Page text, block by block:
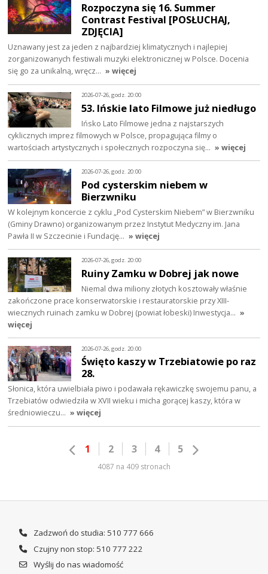
Rozpoczyna się 16. Summer
Contrast Festival [POSŁUCHAJ,
ZDJĘCIA]
Uznawany jest za jeden z najbardziej klimatycznych i najlepiej
zorganizowanych festiwali muzyki elektronicznej w Polsce. Docenia
się go za unikalną, wręcz… » więcej
2026-07-26, godz. 20:00
53. Ińskie lato Filmowe już niedługo
Ińsko Lato Filmowe jedna z najstarszych
cyklicznych imprez filmowych w Polsce, propagująca filmy o
wartościach artystycznych i społecznych rozpoczyna się… » więcej
2026-07-26, godz. 20:00
Pod cysterskim niebem w
Bierzwniku
W kolejnym koncercie z cyklu „Pod Cysterskim Niebem” w Bierzwniku
(Gminy Drawno) organizowanym przez Instytut Medyczny im. Jana
Pawła II w Szczecinie i Fundację… » więcej
2026-07-26, godz. 20:00
Ruiny Zamku w Dobrej jak nowe
Niemal dwa miliony złotych kosztowały właśnie
zakończone prace konserwatorskie i restauratorskie przy XIII-
wiecznych ruinach zamku w Dobrej (powiat łobeski) Inwestycja… »
więcej
2026-07-26, godz. 20:00
Święto kaszy w Trzebiatowie po raz
28.
Słonica, która uwielbiała piwo i podawała rękawiczkę swojemu panu, a
Trzebiatów odwiedziła w XVII wieku i micha gorącej kaszy, która w
średniowieczu… » więcej
1 2 3 4 5
4087 na 409 stronach
Zadzwoń do studia: 510 777 666
Czujny non stop: 510 777 222
Wyślij do nas wiadomość